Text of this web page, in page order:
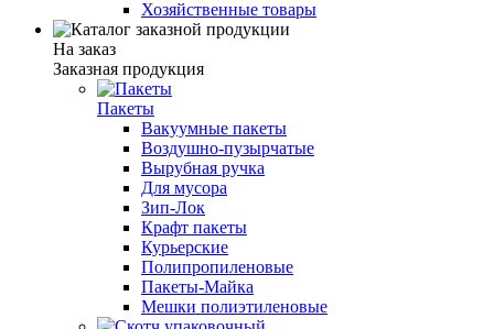
Хозяйственные товары
На заказ
Заказная продукция
Пакеты
Вакуумные пакеты
Воздушно-пузырчатые
Вырубная ручка
Для мусора
Зип-Лок
Крафт пакеты
Курьерские
Полипропиленовые
Пакеты-Майка
Мешки полиэтиленовые